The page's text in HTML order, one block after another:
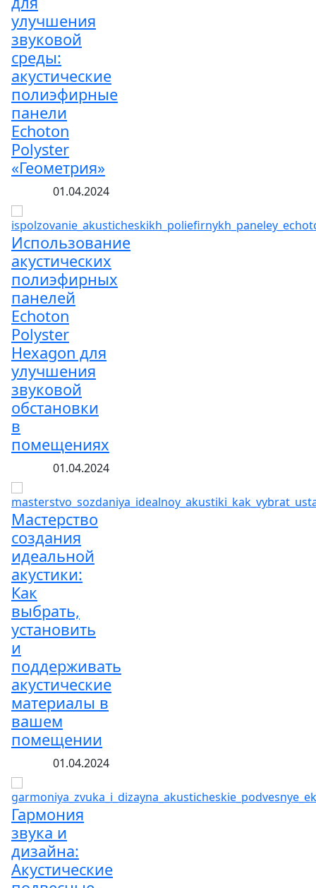
улучшения
звуковой
среды:
акустические
полиэфирные
панели
Echoton
Polyster
«Геометрия»
01.04.2024
Использование
акустических
полиэфирных
панелей
Echoton
Polyster
Hexagon для
улучшения
звуковой
обстановки
в
помещениях
01.04.2024
Мастерство
создания
идеальной
акустики:
Как
выбрать,
установить
и
поддерживать
акустические
материалы в
вашем
помещении
01.04.2024
Гармония
звука и
дизайна:
Акустические